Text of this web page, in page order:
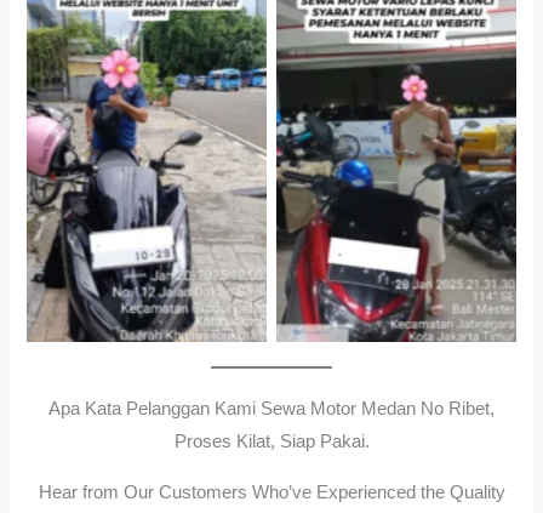
Antar Jemput Kendaraan
Cityplaza Jatinegara
Gedung Parkir P6ASewa
Motor Medan Sunggal No
Ribet, Proses Kilat, Siap
Pakai.
Apa Kata Pelanggan Kami Sewa Motor Medan No Ribet,
Proses Kilat, Siap Pakai.
Hear from Our Customers Who’ve Experienced the Quality